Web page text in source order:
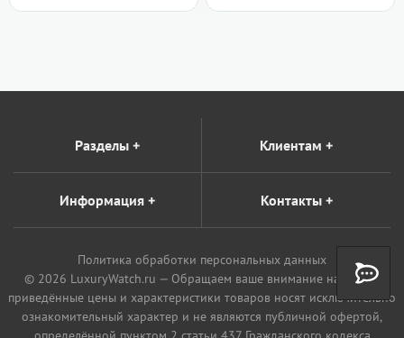
Разделы + Клиентам +
Информация + Контакты+
Политика обработки персональных данных
© 2026 LuxuryWatch.ru — Обращаем ваше внимание на то, что
приведённые цены и характеристики товаров носят исключительно
ознакомительный характер и не являются публичной офертой,